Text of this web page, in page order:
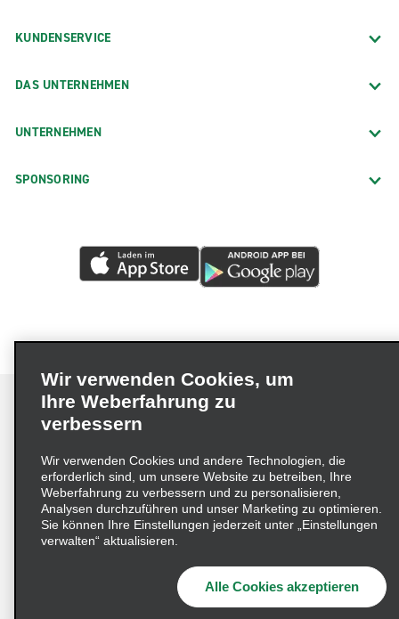
KUNDENSERVICE
DAS UNTERNEHMEN
UNTERNEHMEN
SPONSORING
Impressum Nutzungsbedingungen
Datenschutzrichtlinie
Cookie-Richtlinie
Datenschutzoptionen
Lieferkettensorgfaltspflichtengesetz (LkSG) Grundsatzerklärung
Beschwerdeverfahren nach dem
© 2026 Enterprise Holdings, Inc. Alle Rechte vorbehalten
Wir verwenden Cookies, um
Ihre Weberfahrung zu
verbessern
Wir verwenden Cookies und andere Technologien, die
erforderlich sind, um unsere Website zu betreiben, Ihre
Weberfahrung zu verbessern und zu personalisieren,
Analysen durchzuführen und unser Marketing zu optimieren.
Sie können Ihre Einstellungen jederzeit unter „Einstellungen
verwalten“ aktualisieren.
Alle Cookies akzeptieren